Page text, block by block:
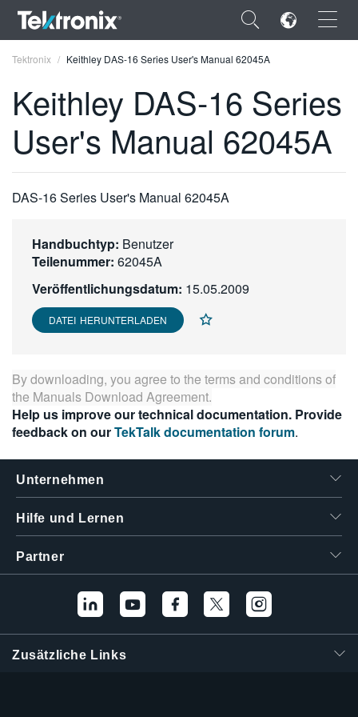
×
ENGLISH
VIỆT NAM
简体中文
日本語
繁體中文
Tektronix Keithley DAS-16 Series User's Manual 62045A
Keithley DAS-16 Series
User's Manual 62045A
DAS-16 Series User's Manual 62045A
Handbuchtyp: Benutzer
Teilenummer: 62045A
Veröffentlichungsdatum: 15.05.2009
DATEI HERUNTERLADEN
By downloading, you agree to the terms and conditions of
the Manuals Download Agreement.
Help us improve our technical documentation. Provide
feedback on ourTekTalk documentation forum.
Unternehmen
Hilfe und Lernen
Partner
Zusätzliche Links